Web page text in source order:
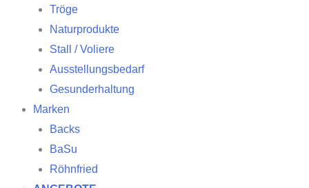
Tröge
Naturprodukte
Stall / Voliere
Ausstellungsbedarf
Gesunderhaltung
Marken
Backs
BaSu
Röhnfried